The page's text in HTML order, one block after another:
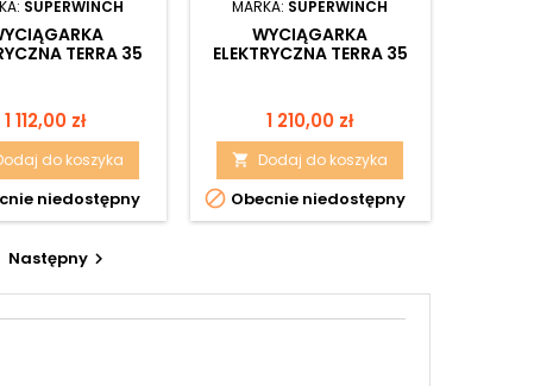
SUPERWINCH
TERRA 35
Cena
1 112,00 zł
do koszyka
niedostępny
MARKA: SUPERWINCH
WYCIĄGARKA
ELEKTRYCZNA TERRA 35
Cena
1 210,00 zł
 Dodaj do koszyka
 Obecnie niedostępny
Następny